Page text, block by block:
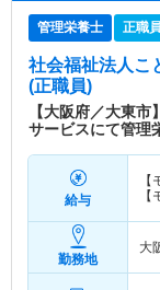
管理栄養士 正職員
社会福祉法人こ
(正職員)
【大阪府／大東
サービスにて管理
給与
勤務地
大